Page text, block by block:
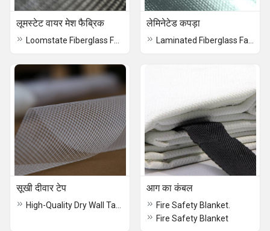
लूमस्टेट वायर मेश फैब्रिक लेमिनेटेड कपड़ा
सूखी दीवार टेप आग का कंबल
Fire Safety Blanket.
Fire Safety Blanket